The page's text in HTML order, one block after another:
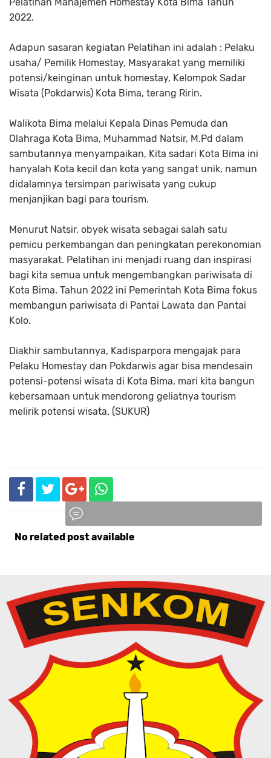
2022.
Adapun sasaran kegiatan Pelatihan ini adalah : Pelaku
usaha/ Pemilik Homestay, Masyarakat yang memiliki
potensi/keinginan untuk homestay, Kelompok Sadar
Wisata (Pokdarwis) Kota Bima, terang Ririn.
Walikota Bima melalui Kepala Dinas Pemuda dan
Olahraga Kota Bima, Muhammad Natsir, M.Pd dalam
sambutannya menyampaikan, Kita sadari Kota Bima ini
hanyalah Kota kecil dan kota yang sangat unik, namun
didalamnya tersimpan pariwisata yang cukup
menjanjikan bagi para tourism.
Menurut Natsir, obyek wisata sebagai salah satu
pemicu perkembangan dan peningkatan perekonomian
masyarakat. Pelatihan ini menjadi ruang dan inspirasi
bagi kita semua untuk mengembangkan pariwisata di
Kota Bima. Tahun 2022 ini Pemerintah Kota Bima fokus
membangun pariwisata di Pantai Lawata dan Pantai
Kolo.
Diakhir sambutannya, Kadisparpora mengajak para
Pelaku Homestay dan Pokdarwis agar bisa mendesain
potensi-potensi wisata di Kota Bima. mari kita bangun
kebersamaan untuk mendorong geliatnya tourism
melirik potensi wisata. (SUKUR)
No related post available